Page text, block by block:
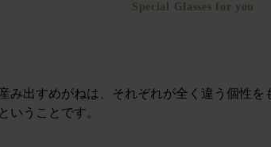
Special Glasses for you
み出すめがねは、それぞれが全く違う個性
いうことです。